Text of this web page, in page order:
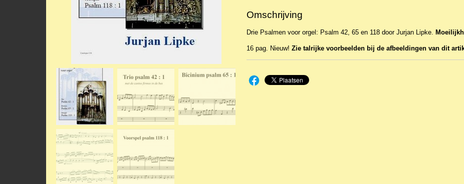
Omschrijving
Drie Psalmen voor orgel: Psalm 42, 65 en 118 door Jurjan Lipke.
16 pag. Nieuw! Zie talrijke voorbeelden bij de afbeeldingen van dit